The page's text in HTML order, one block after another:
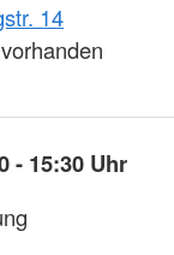
14
- 15:30 Uhr